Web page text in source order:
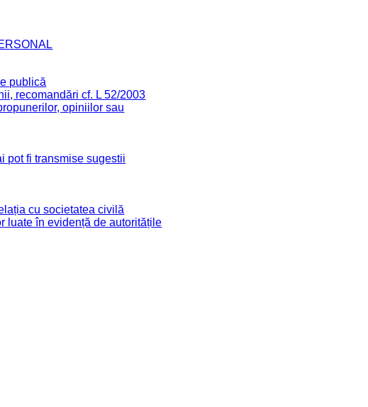
publică
recomandări cf. L 52/2003
opiniilor sau
pot fi transmise sugestii
cu societatea civilă
luate în evidență de autoritățile